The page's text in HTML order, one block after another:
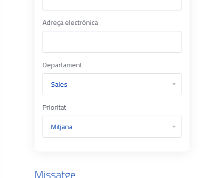
Adreça electrònica
Departament
Prioritat